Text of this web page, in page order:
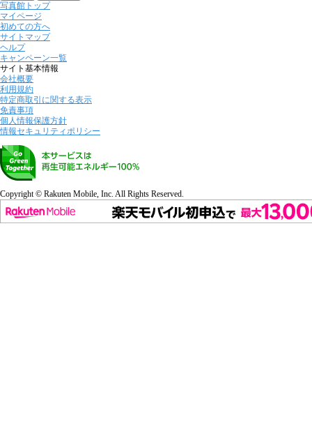
写真館トップ
マイページ
初めての方へ
サイトマップ
ヘルプ
キャンペーン一覧
サイト基本情報
会社概要
利用規約
特定商取引に関する表示
免責事項
個人情報保護方針
情報セキュリティポリシー
Copyright © Rakuten Mobile, Inc. All Rights Reserved.